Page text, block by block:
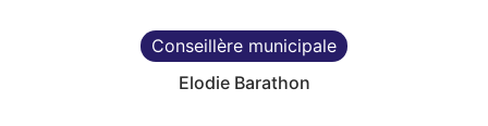
Conseillère municipale
Elodie Barathon